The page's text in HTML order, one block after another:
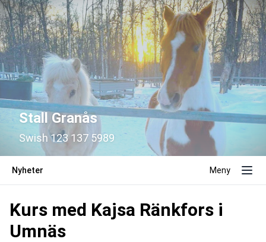
Stall Granås
Swish 123 137 5989
Nyheter Meny
Kurs med Kajsa Ränkfors i
Umnäs